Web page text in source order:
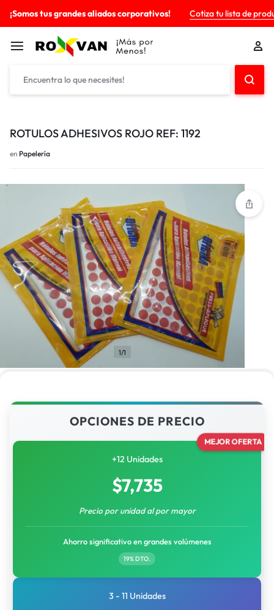
¡Somos tus grandes aliados corporativos! Cotiza tu lista de
ROTULOS ADHESIVOS ROJO REF: 1192
en Papelería
1/1
OPCIONES DE PRECIO
MEJOR OFERTA
+12 Unidades
$7,735
Precio por unidad al por mayor
Ahorro significativo en grandes volúmenes
19% DTO.
3 - 11 Unidades